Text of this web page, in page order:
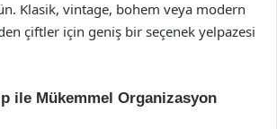
Klasik, vintage, bohem veya modern
çiftler için geniş bir seçenek yelpazesi
ile Mükemmel Organizasyon